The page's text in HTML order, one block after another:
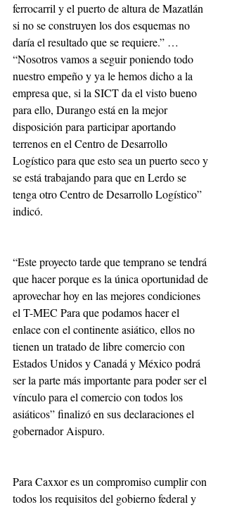
ferrocarril y el puerto de altura de Mazatlán
si no se construyen los dos esquemas no
daría el resultado que se requiere.” …
“Nosotros vamos a seguir poniendo todo
nuestro empeño y ya le hemos dicho a la
empresa que, si la SICT da el visto bueno
para ello, Durango está en la mejor
disposición para participar aportando
terrenos en el Centro de Desarrollo
Logístico para que esto sea un puerto seco y
se está trabajando para que en Lerdo se
tenga otro Centro de Desarrollo Logístico”
indicó.
“Este proyecto tarde que temprano se tendrá
que hacer porque es la única oportunidad de
aprovechar hoy en las mejores condiciones
el T-MEC Para que podamos hacer el
enlace con el continente asiático, ellos no
tienen un tratado de libre comercio con
Estados Unidos y Canadá y México podrá
ser la parte más importante para poder ser el
vínculo para el comercio con todos los
asiáticos” finalizó en sus declaraciones el
gobernador Aispuro.
Para Caxxor es un compromiso cumplir con
todos los requisitos del gobierno federal y